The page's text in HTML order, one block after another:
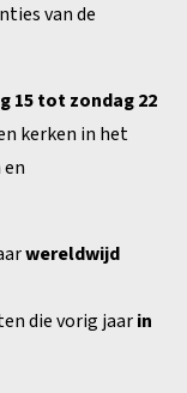
van de
15 tot zondag 22
kerken in het
wereldwijd
die vorig jaarin